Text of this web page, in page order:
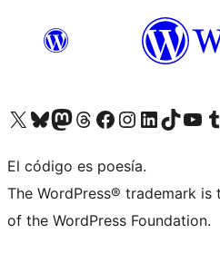
Visita nuestra cuenta de X (anteriormente Twitter)
Visit our Bluesky account
Visit our Mastodon account
Visit our Threads account
Visita nuestra página de Facebook
Visita nuestra cuenta de Instagram
Visita nuestra cuenta de LinkedIn
Visit our TikTok
Visita nuestro
El código es poesía.
The WordPress® trademark
of the WordPress Foundation.